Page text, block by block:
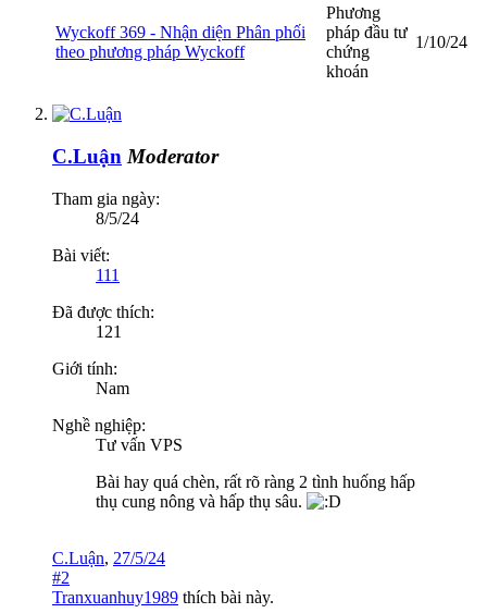
Wyckoff 369 - Nhận diện Phân phối
theo phương pháp Wyckoff
Phương
pháp đầu tư
chứng
khoán
1/10/24
C.Luận Moderator
Tham gia ngày:
8/5/24
Bài viết:
111
Đã được thích:
121
Giới tính:
Nam
Nghề nghiệp:
Tư vấn VPS
Bài hay quá chèn, rất rõ ràng 2 tình huống hấp
thụ cung nông và hấp thụ sâu.
C.Luận, 27/5/24
#2
Tranxuanhuy1989 thích bài này.